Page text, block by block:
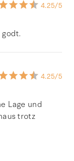
4.25/5
4.25/5
Lage und
trotz